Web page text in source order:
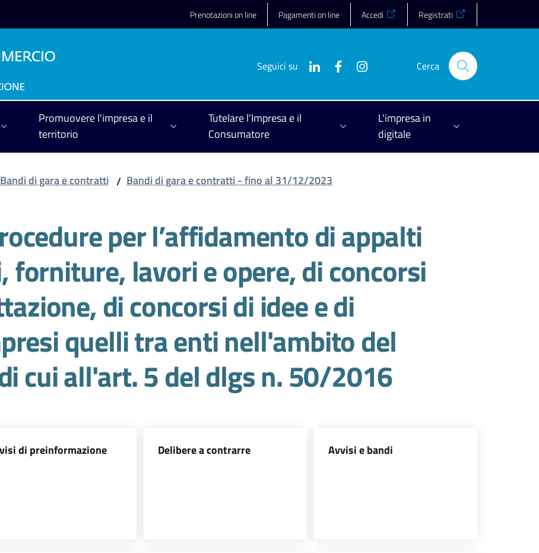
Prenotazioni on line Pagamenti on line Accedi Registrati
Seguici su Cerca
Promuovere l'impresa e il
territorio
Tutelare l'Impresa e il
Consumatore
L'impresa in
digitale
Bandi di gara e contratti / Bandi di gara e contratti - fino al 31/12/2023
per l’affidamento di appalti
forniture, lavori e opere, di concorsi
di concorsi di idee e di
quelli tra enti nell'ambito del
cui all'art. 5 del dlgs n. 50/2016
di preinformazione Delibere a contrarre Avvisi e bandi